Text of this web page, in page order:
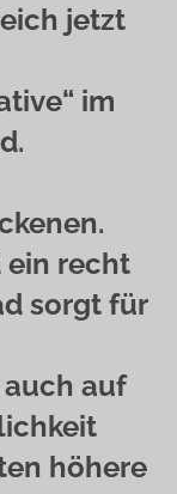
jetzt
im
ein recht
sorgt für
auf
höhere